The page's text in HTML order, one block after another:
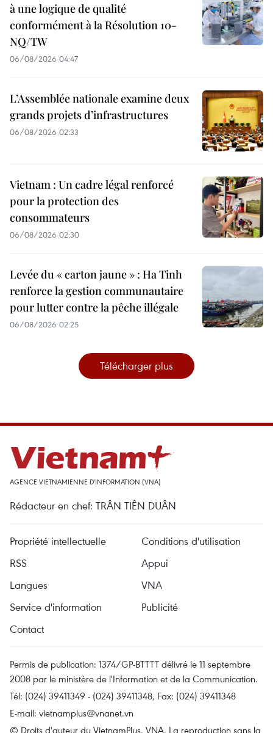
à une logique de qualité
conformément à la Résolution 10-
NQ/TW
06/08/2026 04:47
L’Assemblée nationale examine deux
grands projets d’infrastructures
06/08/2026 02:33
Vietnam : Un cadre légal renforcé
pour la protection des
consommateurs
06/08/2026 02:30
Levée du « carton jaune » : Ha Tinh
renforce la gestion communautaire
pour lutter contre la pêche illégale
06/08/2026 02:25
Télécharger plus
AGENCE VIETNAMIENNE D'INFORMATION (VNA)
Rédacteur en chef: TRÂN TIÊN DUÂN
Propriété intellectuelle
Conditions d'utilisation
RSS
Appui
Langues
VNA
Service d'information
Publicité
Contact
Permis de publication: 1374/GP-BTTTT délivré le 11 septembre
2008 par le ministère de l'Information et de la Communication.
Tél: (024) 39411349 - (024) 39411348, Fax: (024) 39411348
E-mail: vietnamplus@vnanet.vn
© Droits d'auteur du VietnamPlus, VNA. La reproduction sans la